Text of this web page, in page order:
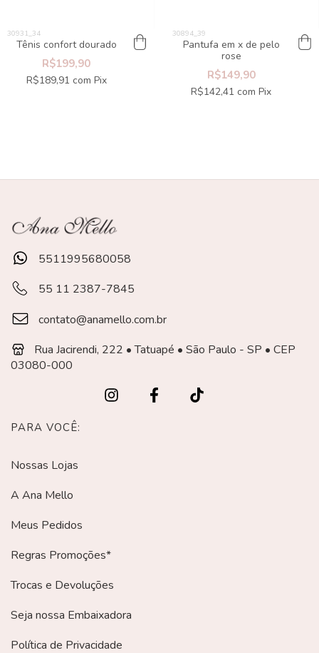
Tênis confort dourado
R$199,90
R$189,91 com Pix
Pantufa em x de pelo
rose
R$149,90
R$142,41 com Pix
5511995680058
55 11 2387-7845
contato@anamello.com.br
Rua Jacirendi, 222 • Tatuapé • São Paulo - SP • CEP
03080-000
PARA VOCÊ:
Nossas Lojas
A Ana Mello
Meus Pedidos
Regras Promoções*
Trocas e Devoluções
Seja nossa Embaixadora
Política de Privacidade